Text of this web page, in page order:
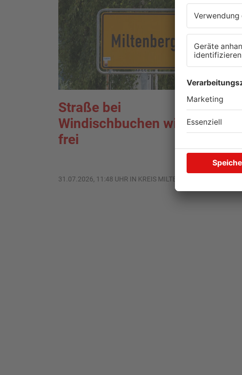
Straße bei
Windischbuchen wieder
frei
31.07.2026, 11:48 UHR IN KREIS MILTENBERG